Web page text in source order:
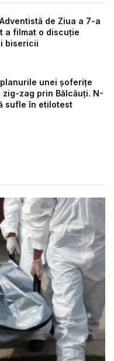
de Ziua a 7-a
a filmat o discuție
bisericii
unei șoferițe
zag prin Bălcăuți. N-
sufle în etilotest